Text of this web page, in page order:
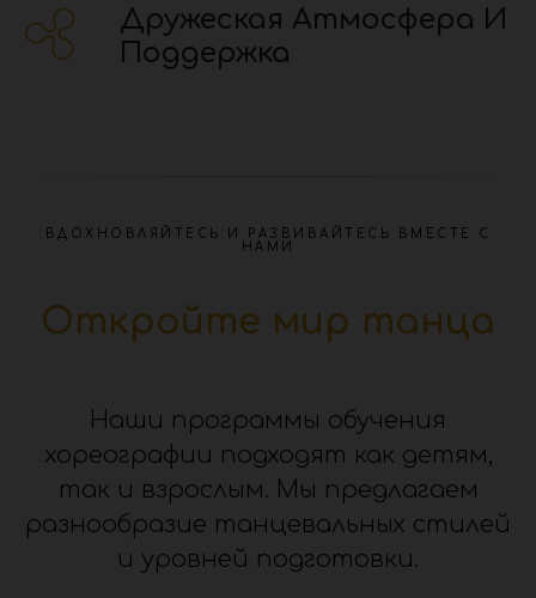
Дружеская Атмосфера И
Поддержка
ВДОХНОВЛЯЙТЕСЬ И РАЗВИВАЙТЕСЬ ВМЕСТЕ С
НАМИ
Откройте мир танца
Наши программы обучения
хореографии подходят как детям,
так и взрослым. Мы предлагаем
разнообразие танцевальных стилей
и уровней подготовки.